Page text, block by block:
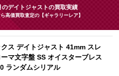
宅配キットをお届けします
今すぐ電話査定
付時間 10:00～19:00
斎橋店 梅田店
(三宮)店 LAB大阪
デイトジャストの買取実績
高価買取査定の【ギャラリーレア】
クス デイトジャスト 41mm スレ
マ文字盤 SS オイスターブレス
ランダムシリアル